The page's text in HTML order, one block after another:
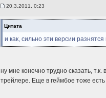
20.3.2011, 0:23
Цитата
и как, сильно эти версии
ну мне конечно трудно сказать,
трейлере. Еще в геймбое тоже